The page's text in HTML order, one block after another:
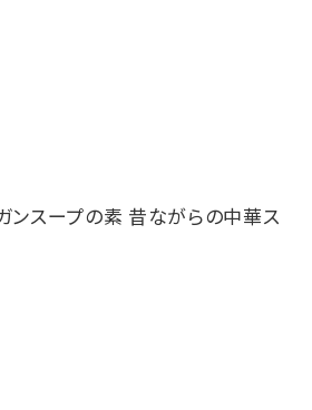
ンスープの素 昔ながらの中華ス